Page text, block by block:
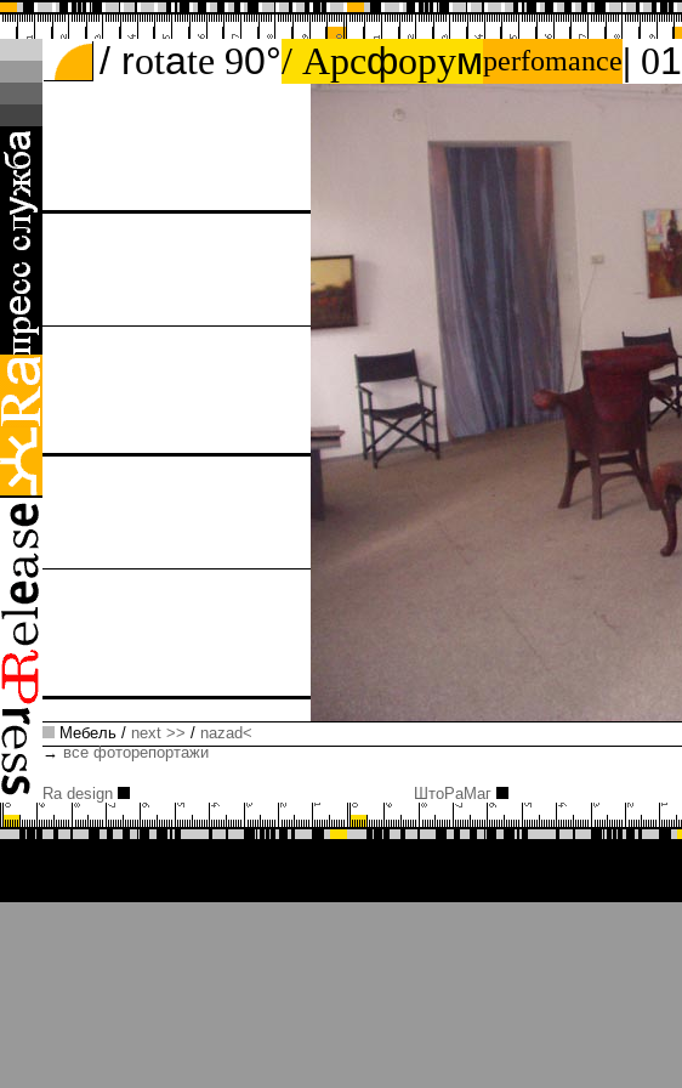
/ rotаte 90°/ Арсфорумperfomance| 01
Мебель / next >> / nazad<
→все фоторепортажи
Ra design ШтоРаМаг